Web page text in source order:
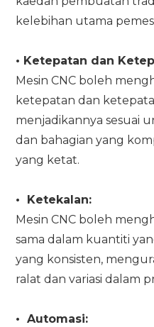
kelebihan utama
• Ketepatan dan
Mesin CNC boleh
ketepatan dan
menjadikannya sesuai
dan bahagian yang
yang ketat.
•
Ketekalan:
Mesin CNC boleh
sama dalam kuantiti
yang konsisten,
ralat dan variasi dalam
•Automasi: